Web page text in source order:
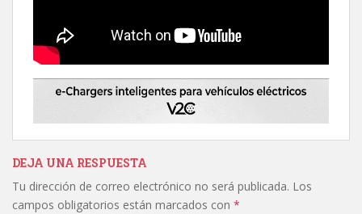
DEJA UNA RESPUESTA
Tu dirección de correo electrónico no será publicada. Los
campos obligatorios están marcados con *